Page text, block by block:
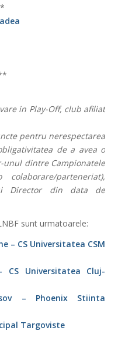
in Play-Off, club afiliat
pentru nerespectarea
de a avea o
dintre Campionatele
parteneriat),
Director din data de
sunt urmatoarele:
– CS Universitatea CSM
CS Universitatea Cluj-
– Phoenix Stiinta
Targoviste